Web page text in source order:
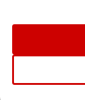
Jeux